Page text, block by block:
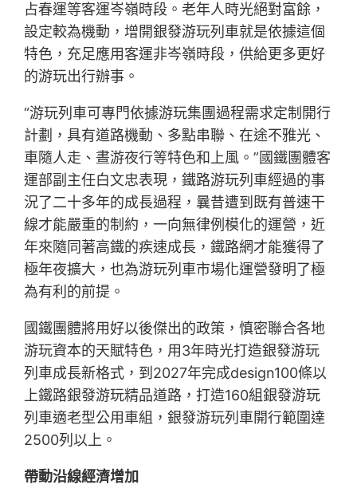
占春運等客運岑嶺時段。老年人時光絕對富餘，
設定較為機動，增開銀發游玩列車就是依據這個
特色，充足應用客運非岑嶺時段，供給更多更好
的游玩出行辦事。
“游玩列車可專門依據游玩集團過程需求定制開行
計劃，具有道路機動、多點串聯、在途不雅光、
車隨人走、晝游夜行等特色和上風。”國鐵團體客
運部副主任白文忠表現，鐵路游玩列車經過的事
況了二十多年的成長過程，曩昔遭到既有普速干
線才能嚴重的制約，一向無律例模化的運營，近
年來隨同著高鐵的疾速成長，鐵路網才能獲得了
極年夜擴大，也為游玩列車市場化運營發明了極
為有利的前提。
國鐵團體將用好以後傑出的政策，慎密聯合各地
游玩資本的天賦特色，用3年時光打造銀發游玩
列車成長新格式，到2027年完成design100條以
上鐵路銀發游玩精品道路，打造160組銀發游玩
列車適老型公用車組，銀發游玩列車開行範圍達
2500列以上。
帶動沿線經濟增加